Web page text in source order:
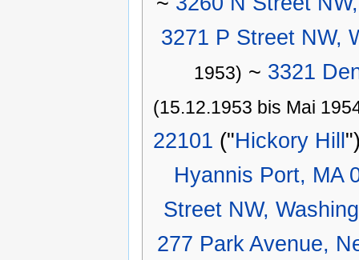
3271 P Street NW,
1953) ~ 3321
(15.12.1953 bis Mai
22101 ("Hickory Hill
Hyannis Port, MA
Street NW,
277 Park Avenue,